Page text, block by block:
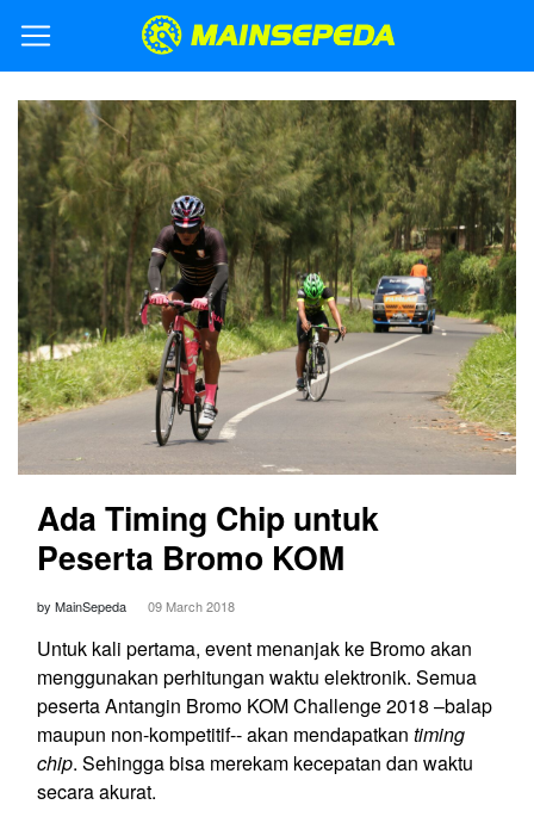
Ada Timing Chip untuk
Peserta Bromo KOM
by MainSepeda 09 March 2018
Untuk kali pertama, event menanjak ke Bromo akan
menggunakan perhitungan waktu elektronik. Semua
peserta Antangin Bromo KOM Challenge 2018 –balap
maupun non-kompetitif-- akan mendapatkan timing
chip. Sehingga bisa merekam kecepatan dan waktu
secara akurat.